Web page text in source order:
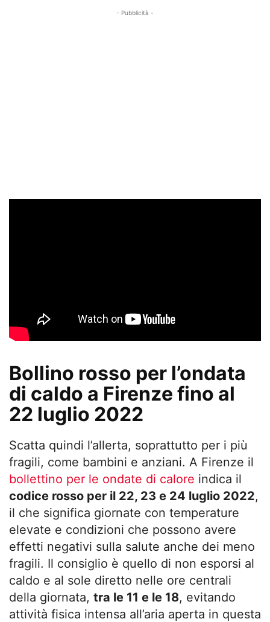
- Pubblicità -
Bollino rosso per l’ondata
di caldo a Firenze fino al
22 luglio 2022
Scatta quindi l’allerta, soprattutto per i più
fragili, come bambini e anziani. A Firenze il
bollettino per le ondate di calore indica il
codice rosso per il 22, 23 e 24 luglio 2022,
il che significa giornate con temperature
elevate e condizioni che possono avere
effetti negativi sulla salute anche dei meno
fragili. Il consiglio è quello di non esporsi al
caldo e al sole diretto nelle ore centrali
della giornata, tra le 11 e le 18, evitando
attività fisica intensa all’aria aperta in questa